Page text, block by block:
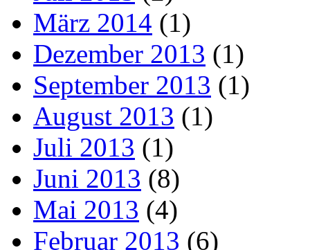
März 2014 (1)
Dezember 2013 (1)
September 2013 (1)
August 2013 (1)
Juli 2013 (1)
Juni 2013 (8)
Mai 2013 (4)
Februar 2013 (6)